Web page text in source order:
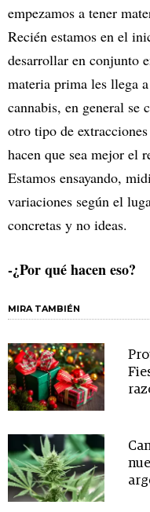
empezamos a tener
Recién estamos en el
desarrollar en conjunto
materia prima les llega
cannabis, en general se
otro tipo de
hacen que sea mejor el
Estamos ensayando,
variaciones según el
concretas y no ideas.
-¿Por qué hacen eso?
MIRA TAMBIÉN